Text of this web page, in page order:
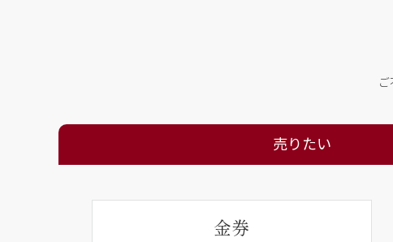
売りたい
金券